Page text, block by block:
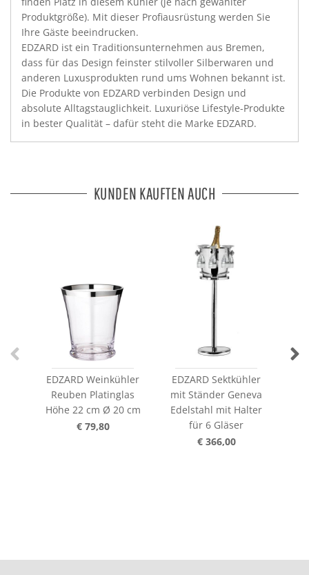
Produktgröße). Mit dieser Profiausrüstung werden Sie
Ihre Gäste beeindrucken.
EDZARD ist ein Traditionsunternehmen aus Bremen,
dass für das Design feinster stilvoller Silberwaren und
anderen Luxusprodukten rund ums Wohnen bekannt ist.
Die Produkte von EDZARD verbinden Design und
absolute Alltagstauglichkeit. Luxuriöse Lifestyle-Produkte
in bester Qualität – dafür steht die Marke EDZARD.
KUNDEN KAUFTEN AUCH
EDZARD Weinkühler
Reuben Platinglas
Höhe 22 cm Ø 20 cm
€ 79,80
EDZARD Sektkühler
mit Ständer Geneva
Edelstahl mit Halter
für 6 Gläser
€ 366,00